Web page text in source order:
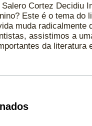
Cortez Decidiu
Este é o tema do
muda
assistimos a
da literatura